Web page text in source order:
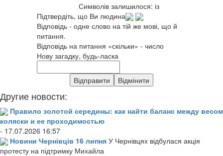
Символів залишилося: із
Підтвердіть, що Ви людина
Відповідь - одне слово на тій же мові, що й
питання.
Відповідь на питання «скільки» - число
Нову загадку, будь-ласка
Другие новости:
Правило золотой середины: как найти баланс между весом
коляски и ее проходимостью
- 17.07.2026 16:57
Новини Чернівців 16 липня У Чернівцях відбулася акція
протесту на підтримку Михайла